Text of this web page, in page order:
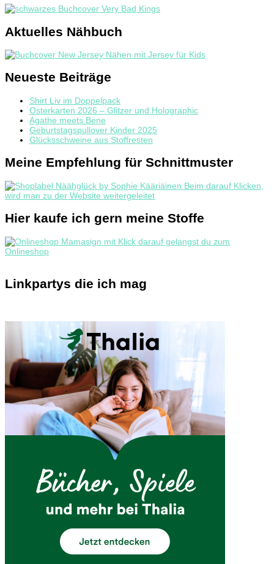
Aktuelles Nähbuch
Neueste Beiträge
Shirt Liv im Doppelpack
Osterkarten 2026 – Glitzer und Holographic
Agathe meets Bene
Geburtstagspullover Kinder 2025
Glücksschweine aus Stoffresten
Meine Empfehlung für Schnittmuster
Hier kaufe ich gern meine Stoffe
Linkpartys die ich mag